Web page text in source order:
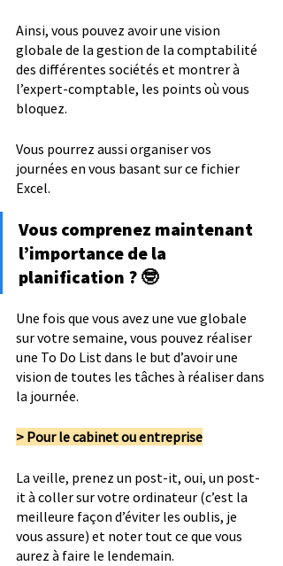
Ainsi, vous pouvez avoir une vision
globale de la gestion de la comptabilité
des différentes sociétés et montrer à
l’expert-comptable, les points où vous
bloquez.
Vous pourrez aussi organiser vos
journées en vous basant sur ce fichier
Excel.
Vous comprenez maintenant
l’importance de la
planification ? 🤓
Une fois que vous avez une vue globale
sur votre semaine, vous pouvez réaliser
une To Do List dans le but d’avoir une
vision de toutes les tâches à réaliser dans
la journée.
> Pour le cabinet ou entreprise
La veille, prenez un post-it, oui, un post-
it à coller sur votre ordinateur (c’est la
meilleure façon d’éviter les oublis, je
vous assure) et noter tout ce que vous
aurez à faire le lendemain.